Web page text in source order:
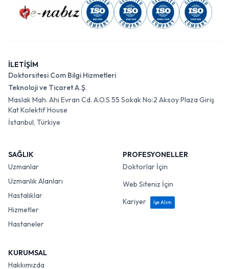
İLETİŞİM
Doktorsitesi Com Bilgi Hizmetleri
Teknoloji ve Ticaret A.Ş.
Maslak Mah. Ahi Evran Cd. A.O.S 55 Sokak No:2 Aksoy Plaza Giriş
Kat Kolektif House
İstanbul, Türkiye
SAĞLIK
Uzmanlar
Uzmanlık Alanları
Hastalıklar
Hizmetler
Hastaneler
PROFESYONELLER
Doktorlar İçin
Web Siteniz İçin
Kariyer
İşe Alım
KURUMSAL
Hakkımızda